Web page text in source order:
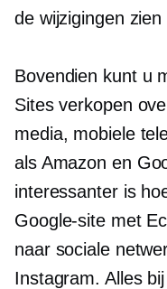
de wijzigingen
Bovendien kunt u
Sites verkopen
media, mobiele
als Amazon en
interessanter is
Google-site met
naar sociale
Instagram. Alles